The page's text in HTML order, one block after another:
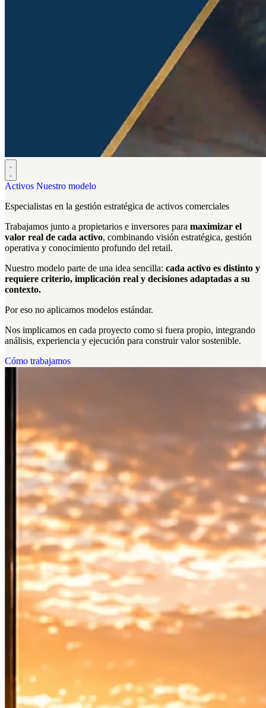
Activos Nuestro modelo
Especialistas en la gestión estratégica de activos comerciales
Trabajamos junto a propietarios e inversores para maximizar el
valor real de cada activo, combinando visión estratégica, gestión
operativa y conocimiento profundo del retail.
Nuestro modelo parte de una idea sencilla: cada activo es distinto y
requiere criterio, implicación real y decisiones adaptadas a su
contexto.
Por eso no aplicamos modelos estándar.
Nos implicamos en cada proyecto como si fuera propio, integrando
análisis, experiencia y ejecución para construir valor sostenible.
Cómo trabajamos